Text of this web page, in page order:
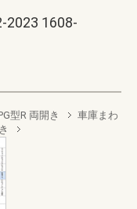
2023 1608-
型R 両開き
車庫まわ